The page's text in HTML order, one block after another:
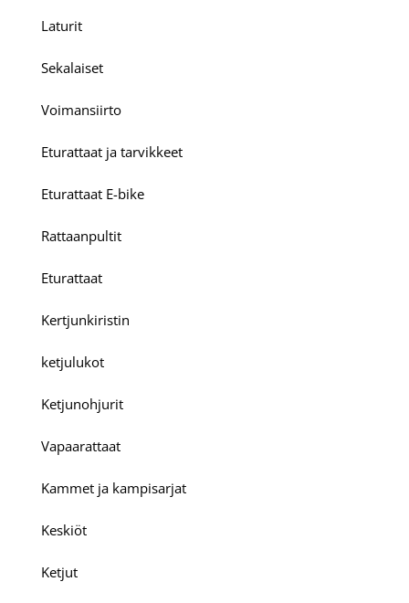
Laturit
Sekalaiset
Voimansiirto
Eturattaat ja tarvikkeet
Eturattaat E-bike
Rattaanpultit
Eturattaat
Kertjunkiristin
ketjulukot
Ketjunohjurit
Vapaarattaat
Kammet ja kampisarjat
Keskiöt
Ketjut